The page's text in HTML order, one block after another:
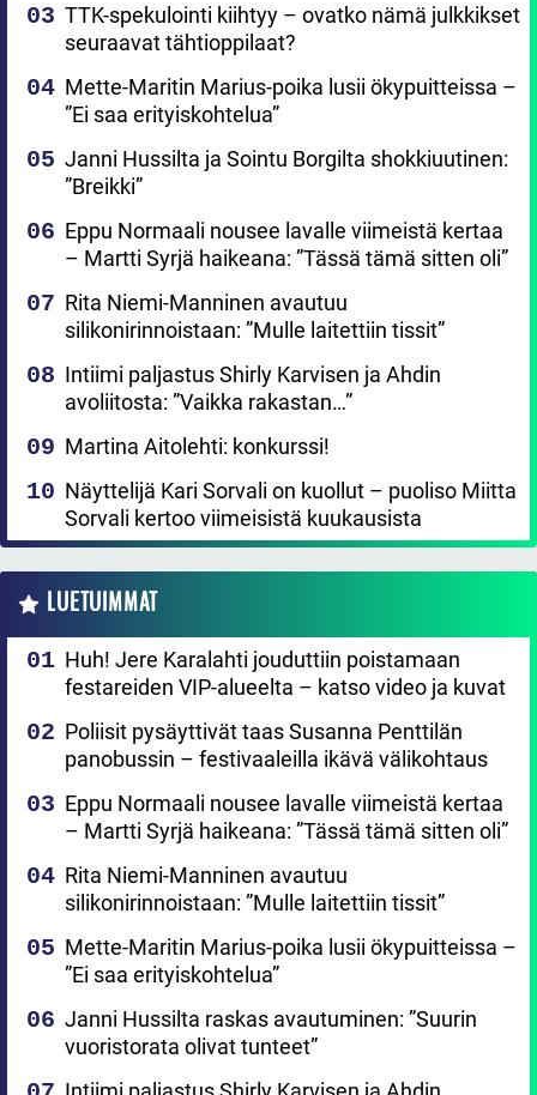
TTK-spekulointi kiihtyy – ovatko nämä julkkikset
seuraavat tähtioppilaat?
Mette-Maritin Marius-poika lusii ökypuitteissa –
”Ei saa erityiskohtelua”
Janni Hussilta ja Sointu Borgilta shokkiuutinen:
”Breikki”
Eppu Normaali nousee lavalle viimeistä kertaa
– Martti Syrjä haikeana: ”Tässä tämä sitten oli”
Rita Niemi-Manninen avautuu
silikonirinnoistaan: ”Mulle laitettiin tissit”
Intiimi paljastus Shirly Karvisen ja Ahdin
avoliitosta: ”Vaikka rakastan…”
Martina Aitolehti: konkurssi!
Näyttelijä Kari Sorvali on kuollut – puoliso Miitta
Sorvali kertoo viimeisistä kuukausista
LUETUIMMAT
Huh! Jere Karalahti jouduttiin poistamaan
festareiden VIP-alueelta – katso video ja kuvat
Poliisit pysäyttivät taas Susanna Penttilän
panobussin – festivaaleilla ikävä välikohtaus
Eppu Normaali nousee lavalle viimeistä kertaa
– Martti Syrjä haikeana: ”Tässä tämä sitten oli”
Rita Niemi-Manninen avautuu
silikonirinnoistaan: ”Mulle laitettiin tissit”
Mette-Maritin Marius-poika lusii ökypuitteissa –
”Ei saa erityiskohtelua”
Janni Hussilta raskas avautuminen: ”Suurin
vuoristorata olivat tunteet”